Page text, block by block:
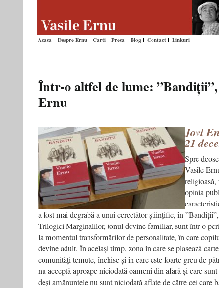
Acasa Despre Ernu Carti Presa Blog Contact Linkuri
Într-o altfel de lume: ”Bandiții”,
Ernu
Jovi
21
Spre
Vasile
religioasă,
opinia
a fost mai degrabă a unui cercetător științific, în
Trilogiei Marginalilor, tonul devine familiar, sunt într-o
la momentul transformărilor de personalitate, în care
devine adult. În același timp, zona în care se plasează
comunități temute, închise și în care este foarte greu de
nu acceptă aproape niciodată oameni din afară și care
deși amănuntele nu sunt niciodată aflate de către cei care